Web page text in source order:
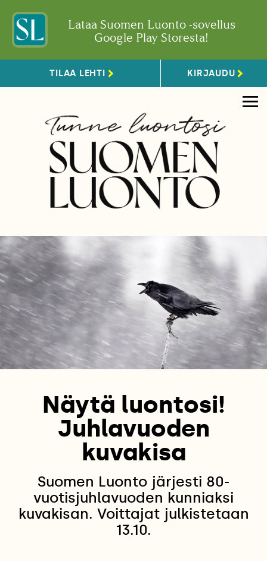
Lataa Suomen Luonto -sovellus
Google Play Storesta!
TILAA LEHTI KIRJAUDU
Näytä luontosi!
Juhlavuoden
kuvakisa
Suomen Luonto järjesti 80-
vuotisjuhlavuoden kunniaksi
kuvakisan. Voittajat julkistetaan
13.10.